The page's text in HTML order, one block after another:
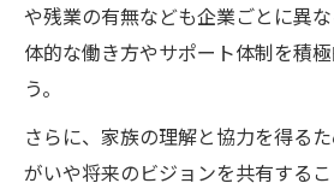
や残業の有無なども企業ごとに異
体的な働き方やサポート体制を積
う。
さらに、家族の理解と協力を得る
がいや将来のビジョンを共有する